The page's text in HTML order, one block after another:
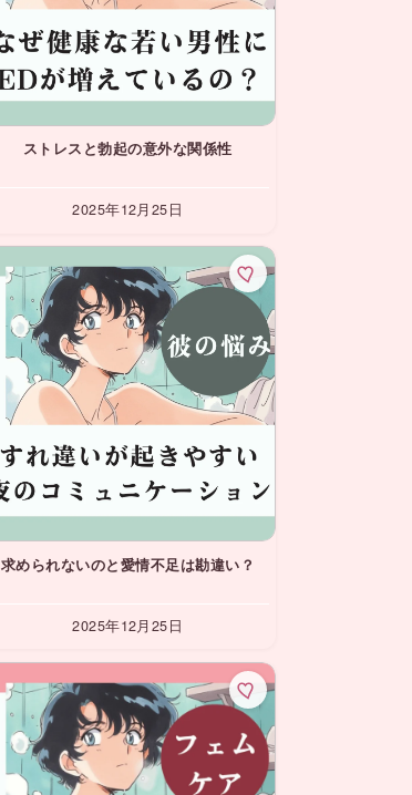
ストレスと勃起の意外な関係性
2025年12月25日
求められないのと愛情不足は勘違い？
2025年12月25日